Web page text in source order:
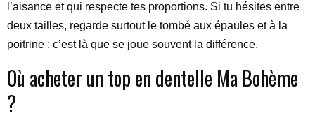
l’aisance et qui respecte tes proportions. Si tu hésites entre
deux tailles, regarde surtout le tombé aux épaules et à la
poitrine : c’est là que se joue souvent la différence.
Où acheter un top en dentelle Ma Bohème
?